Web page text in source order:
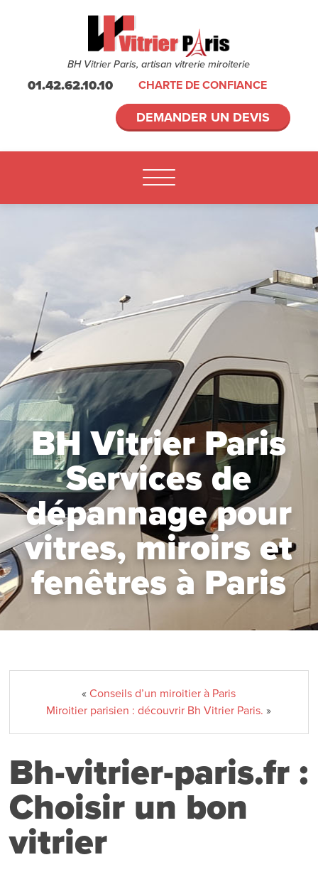
BH Vitrier Paris, artisan vitrerie miroiterie
01.42.62.10.10 CHARTE DE CONFIANCE
DEMANDER UN DEVIS
BH Vitrier Paris
Services de
dépannage pour
vitres, miroirs et
fenêtres à Paris
«Conseils d’un miroitier à Paris
Miroitier parisien : découvrir Bh Vitrier Paris. »
Bh-vitrier-paris.fr :
Choisir un bon
vitrier